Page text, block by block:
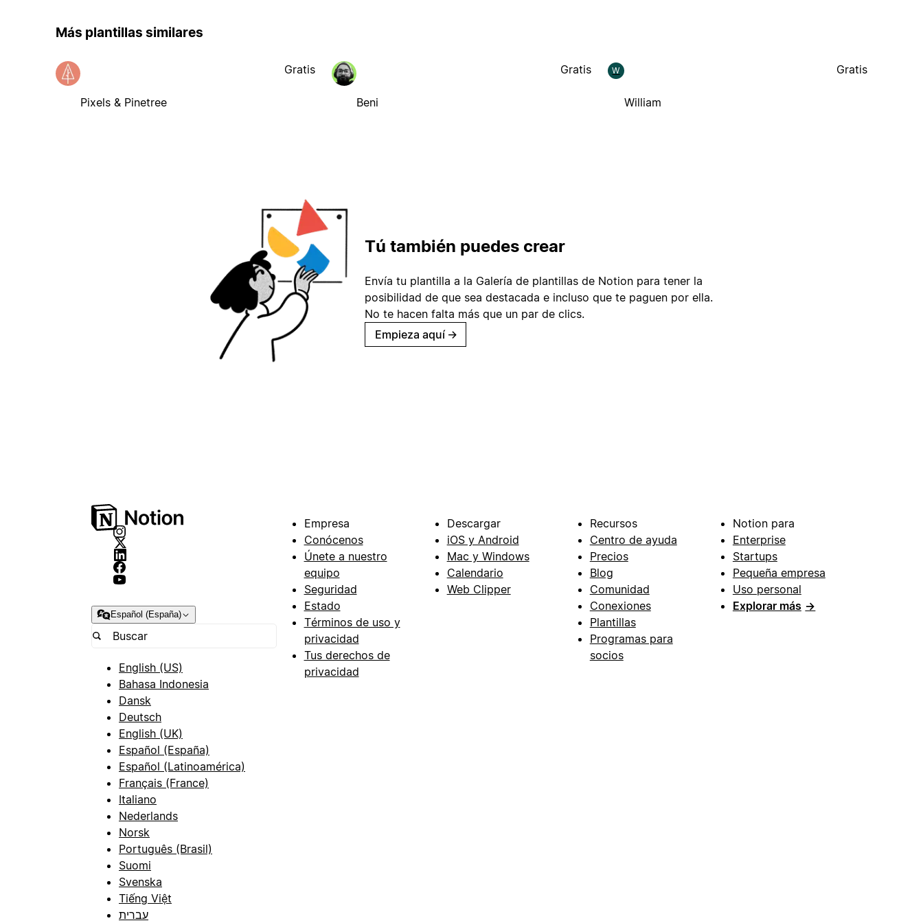
Más plantillas similares
Pixels & Pinetree
Gratis
Beni
Gratis W
William
Gratis
Tú también puedes crear
Envía tu plantilla a la Galería de plantillas de Notion para tener la
posibilidad de que sea destacada e incluso que te paguen por ella.
No te hacen falta más que un par de clics.
Empieza aquí →
Español (España)
English (US)
Bahasa Indonesia
Dansk
Deutsch
English (UK)
Español (España)
Español (Latinoamérica)
Français (France)
Italiano
Nederlands
Norsk
Português (Brasil)
Suomi
Svenska
Tiếng Việt
עברית
Empresa
Conócenos
Únete a nuestro
equipo
Seguridad
Estado
Términos de uso y
privacidad
Tus derechos de
privacidad
Descargar
iOS y Android
Mac y Windows
Calendario
Web Clipper
Recursos
Centro de ayuda
Precios
Blog
Comunidad
Conexiones
Plantillas
Programas para
socios
Notion para
Enterprise
Startups
Pequeña empresa
Uso personal
Explorar más →